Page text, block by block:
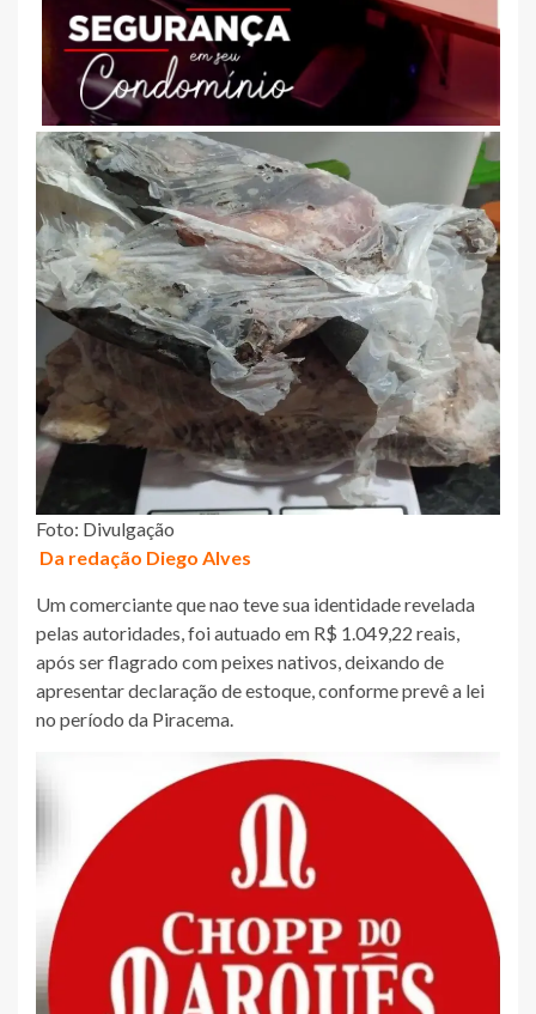
Foto: Divulgação
Da redação Diego Alves
Um comerciante que nao teve sua identidade revelada
pelas autoridades, foi autuado em R$ 1.049,22 reais,
após ser flagrado com peixes nativos, deixando de
apresentar declaração de estoque, conforme prevê a lei
no período da Piracema.